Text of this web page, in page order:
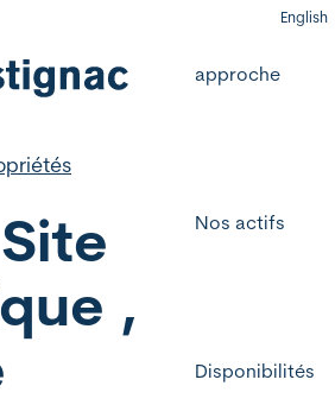
approche
Nos actifs
Disponibilités
English
,